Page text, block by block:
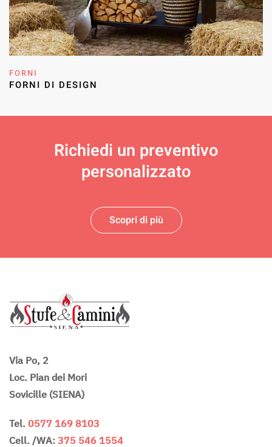
FORNI
FORNI DI DESIGN
Richiedi un preventivo
personalizzato
Scopri di più
Via Po, 2
Loc. Pian dei Mori
Sovicille (SIENA)
Tel. 0577 169 8103
Cell. /WA: 375 546 1554